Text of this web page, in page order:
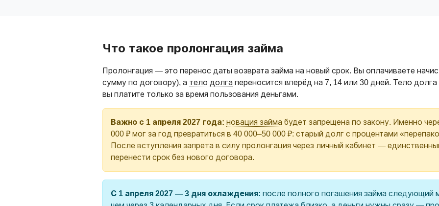
Что такое пролонгация займа
Пролонгация — это перенос даты возврата займа на новый срок. Вы оплачиваете
сумму по договору), а тело долга переносится вперёд на 7, 14 или 30 дней. Тело
вы платите только за время пользования деньгами.
Важно с 1 апреля 2027 года: новация займа будет запрещена по закону. Именно
000 ₽ мог за год превратиться в 40 000–50 000 ₽: старый долг с процентами
После вступления запрета в силу пролонгация через личный кабинет —
перенести срок без нового договора.
С 1 апреля 2027 — 3 дня охлаждения: после полного погашения займа следующий